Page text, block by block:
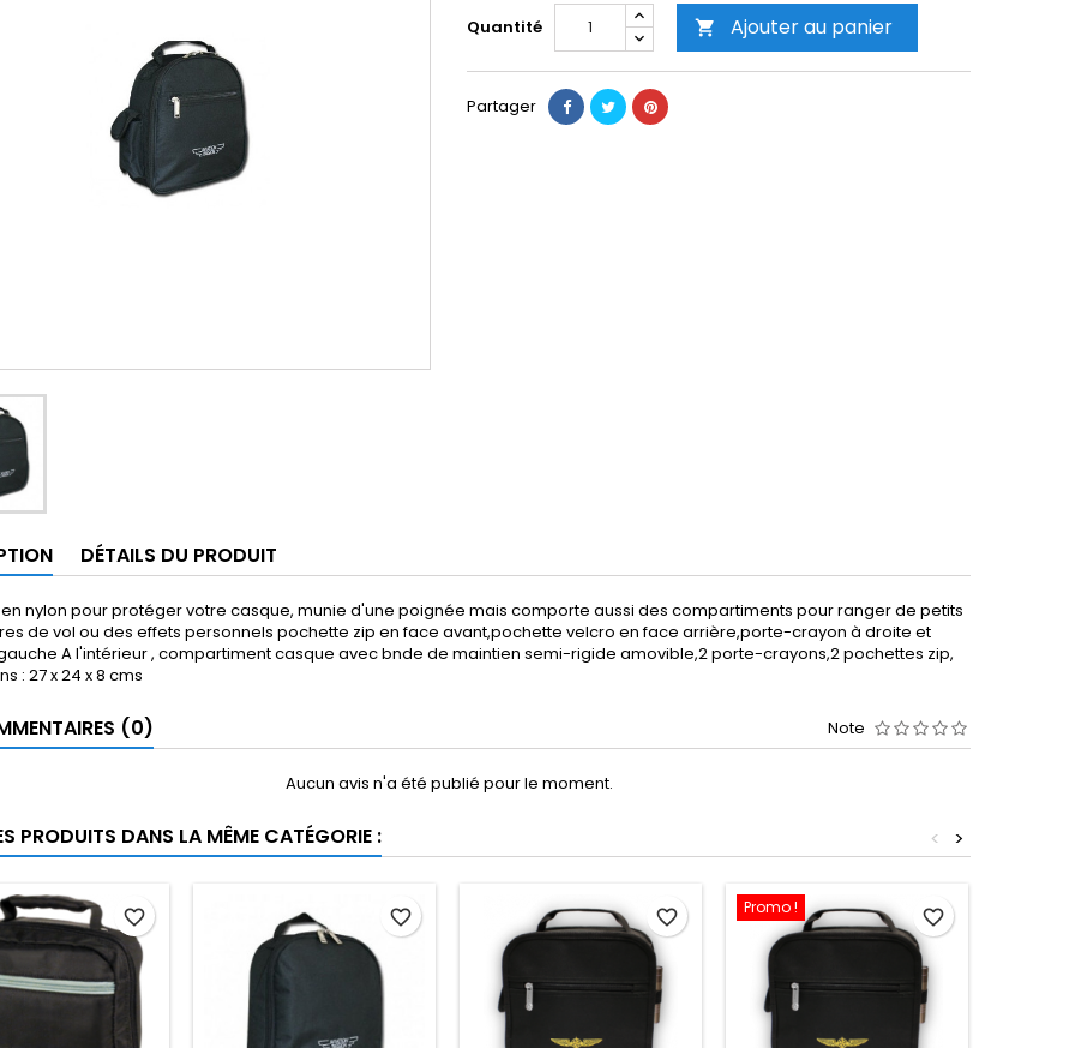
Quantité  Ajouter au panier
Partager
DÉTAILS DU PRODUIT
nylon pour protéger votre casque, munie d'une poignée mais comporte aussi des compartiments pour ranger de petits
de vol ou des effets personnels pochette zip en face avant,pochette velcro en face arrière,porte-crayon à droite et
A l'intérieur , compartiment casque avec bnde de maintien semi-rigide amovible,2 porte-crayons,2 pochettes zip,
: 27 x 24 x 8 cms
(0) Note
Aucun avis n'a été publié pour le moment.
PRODUITS DANS LA MÊME CATÉGORIE : >
<
favorite_border favorite_border favorite_border Promo ! favorite_border